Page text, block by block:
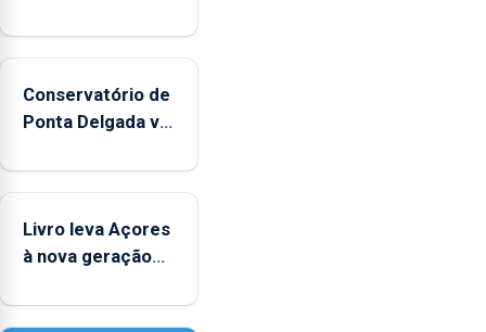
Conservatório de
Ponta Delgada vai
novos
Livro leva Açores
à nova geração